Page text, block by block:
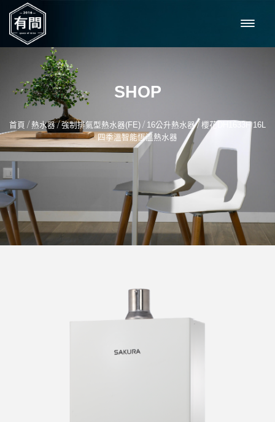
SHOP
首頁 / 熱水器/強制排氣型熱水器(FE) / 16公升熱水器/ 櫻花DH1633F 16L
四季溫智能恆溫熱水器